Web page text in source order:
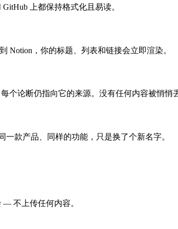
上都保持格式化且易读。
Notion，你的标题、列表和链接会立即渲染。
个论断仍指向它的来源。没有任何内容被悄悄
一款产品、同样的功能，只是换了个新名字。
— 不上传任何内容。